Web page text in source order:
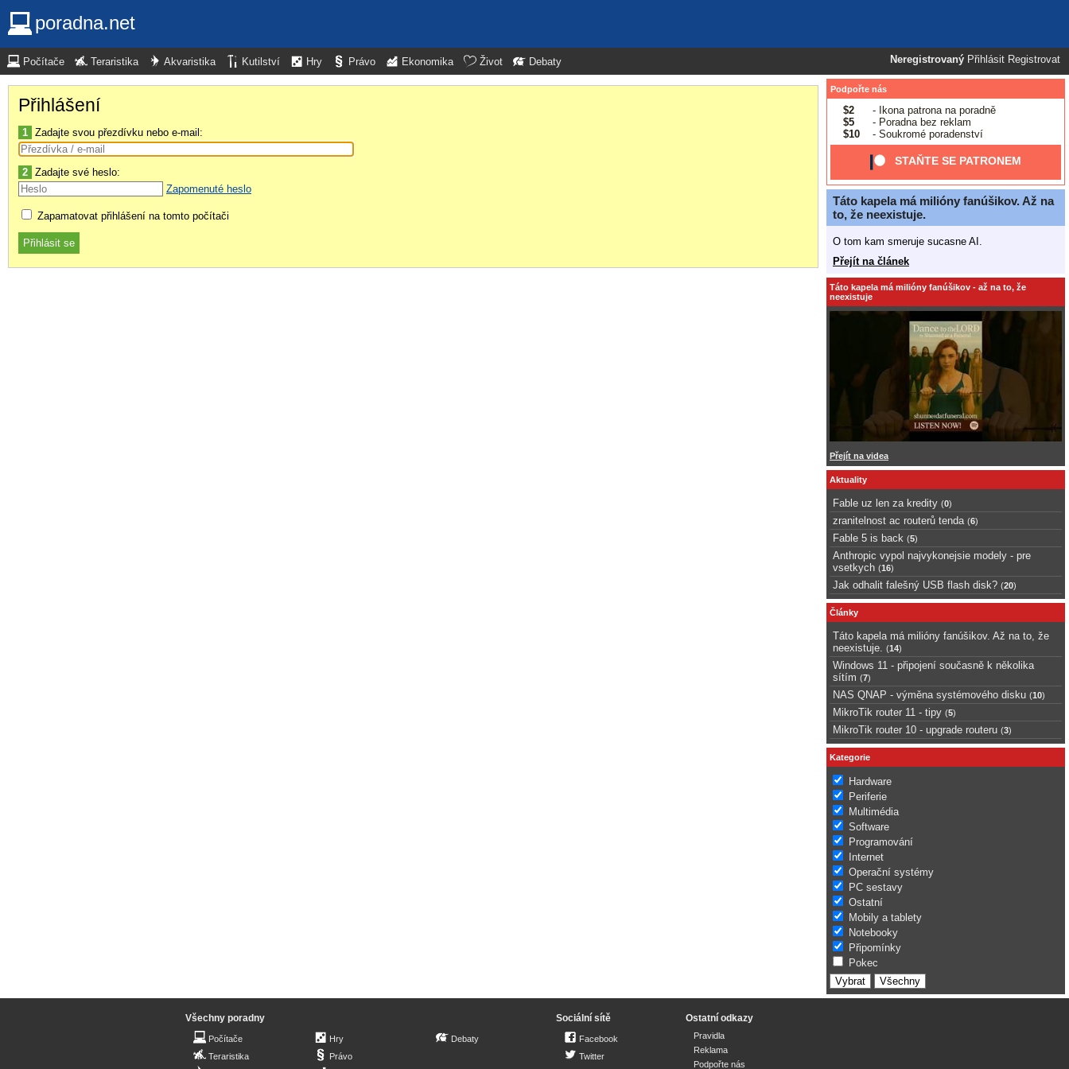
poradna.net
Neregistrovaný Přihlásit Registrovat
Počítače Teraristika Akvaristika Kutilství Hry Právo Ekonomika Život Debaty
Přihlášení
1 Zadajte svou přezdívku nebo e-mail:
2 Zadajte své heslo:
Zapomenuté heslo
Zapamatovat přihlášení na tomto počítači
Podpořte nás
$2
- Ikona patrona na poradně
$5
- Poradna bez reklam
$10
- Soukromé poradenství
STAŇTE SE PATRONEM
Táto kapela má milióny fanúšikov. Až na
to, že neexistuje.
O tom kam smeruje sucasne AI.
Přejít na článek
Táto kapela má milióny fanúšikov - až na to, že
neexistuje
Přejít na videa
Aktuality
Fable uz len za kredity (0)
zranitelnost ac routerů tenda (6)
Fable 5 is back (5)
Anthropic vypol najvykonejsie modely - pre
vsetkych (16)
Jak odhalit falešný USB flash disk? (20)
Články
Táto kapela má milióny fanúšikov. Až na to, že
neexistuje.
(14)
Windows 11 - připojení současně k několika
sítím (7)
NAS QNAP - výměna systémového disku (10)
MikroTik router 11 - tipy (5)
MikroTik router 10 - upgrade routeru (3)
Kategorie
Hardware
Periferie
Multimédia
Software
Programování
Internet
Operační systémy
PC sestavy
Ostatní
Mobily a tablety
Notebooky
Připomínky
Pokec
Všechny poradny
Počítače
Teraristika
Hry
Právo
Debaty
Sociální sítě
Facebook
Twitter
Ostatní odkazy
Pravidla
Reklama
Podpořte nás